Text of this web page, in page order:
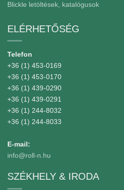
Blickle letöltések, katalógusok
ELÉRHETŐSÉG
Telefon
+36 (1) 453-0169
+36 (1) 453-0170
+36 (1) 439-0290
+36 (1) 439-0291
+36 (1) 244-8032
+36 (1) 244-8033
E-mail:
info@roll-n.hu
SZÉKHELY & IRODA